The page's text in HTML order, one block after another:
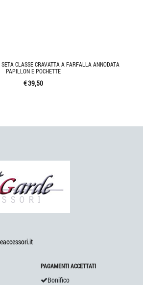
CLASSE CRAVATTA A FARFALLA ANNODATA
PAPILLON E POCHETTE
€ 39,50
PAGAMENTI ACCETTATI
Bonifico